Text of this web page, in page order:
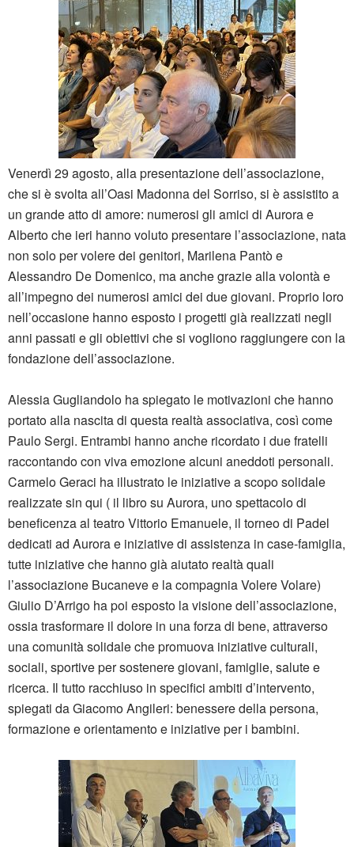
Venerdì 29 agosto, alla presentazione dell’associazione,
che si è svolta all’Oasi Madonna del Sorriso, si è assistito a
un grande atto di amore: numerosi gli amici di Aurora e
Alberto che ieri hanno voluto presentare l’associazione, nata
non solo per volere dei genitori, Marilena Pantò e
Alessandro De Domenico, ma anche grazie alla volontà e
all’impegno dei numerosi amici dei due giovani. Proprio loro
nell’occasione hanno esposto i progetti già realizzati negli
anni passati e gli obiettivi che si vogliono raggiungere con la
fondazione dell’associazione.
Alessia Gugliandolo ha spiegato le motivazioni che hanno
portato alla nascita di questa realtà associativa, così come
Paulo Sergi. Entrambi hanno anche ricordato i due fratelli
raccontando con viva emozione alcuni aneddoti personali.
Carmelo Geraci ha illustrato le iniziative a scopo solidale
realizzate sin qui ( il libro su Aurora, uno spettacolo di
beneficenza al teatro Vittorio Emanuele, il torneo di Padel
dedicati ad Aurora e iniziative di assistenza in case-famiglia,
tutte iniziative che hanno già aiutato realtà quali
l’associazione Bucaneve e la compagnia Volere Volare)
Giulio D’Arrigo ha poi esposto la visione dell’associazione,
ossia trasformare il dolore in una forza di bene, attraverso
una comunità solidale che promuova iniziative culturali,
sociali, sportive per sostenere giovani, famiglie, salute e
ricerca. Il tutto racchiuso in specifici ambiti d’intervento,
spiegati da Giacomo Angileri: benessere della persona,
formazione e orientamento e iniziative per i bambini.